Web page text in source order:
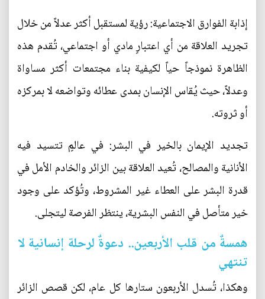
إذابة الفوارق الاجتماعية: رؤية لمستقبل أكثر عدلاً من خلال
تجريد العلاقة من أي اعتبارٍ مادي أو اجتماعي، تُقدم هذه
الظاهرة نموذجاً حياً لكيفية بناء مجتمعات أكثر مساواة
وعدلاً، حيث يُقاس الإنسان بمدى عطائه وتواضعه لا بمركزه
أو ثروته.
تجديد الإيمان بالخير في البشر: في عالمٍ تتسيد فيه
الأنانية والمصالح، تُعيد العلاقة بين الزائر والخادم الأمل في
قدرة البشر على العطاء غير المشروط، وتُؤكد على وجود
خير متأصل في النفس البشرية، ينتظر الفرصة ليتجلى.
همسةٌ من قلب الأربعين.. دعوةٌ لرحلة إنسانية لا
تنتهي
وهكذا، تُسدل الأربعون ستارها كل عام، لكن قصص الزائر